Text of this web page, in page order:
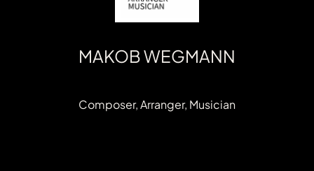
MAKOB WEGMANN
Composer, Arranger, Musician